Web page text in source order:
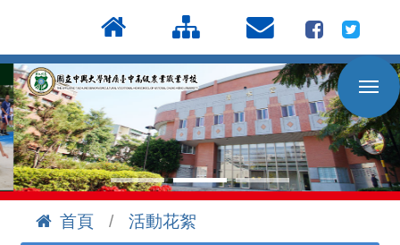
到
主
要
內
容
區
首頁
活動花絮